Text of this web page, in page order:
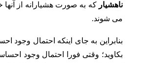
ناهشیار که به صورت هشیارانه از
می شوند.
بنابراین به جای اینکه احتمال وجود
بکاوید؛ وقتى فورا احتمال وجود